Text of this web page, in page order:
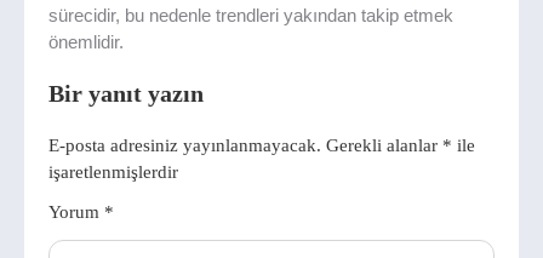
sürecidir, bu nedenle trendleri yakından takip etmek
önemlidir.
Bir yanıt yazın
E-posta adresiniz yayınlanmayacak. Gerekli alanlar * ile
işaretlenmişlerdir
Yorum *